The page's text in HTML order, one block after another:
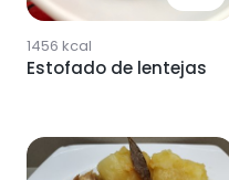
1456 kcal
Estofado de lentejas